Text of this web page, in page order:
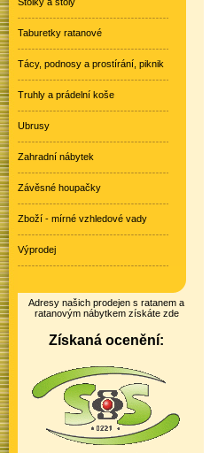
Taburetky ratanové
Tácy, podnosy a prostírání, piknik
Truhly a prádelní koše
Ubrusy
Zahradní nábytek
Závěsné houpačky
Zboží - mírné vzhledové vady
Výprodej
Adresy našich prodejen s ratanem a
ratanovým nábytkem získáte zde
Získaná ocenění: